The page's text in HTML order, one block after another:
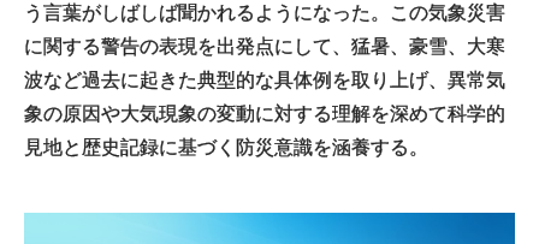
う言葉がしばしば聞かれるようになった。この気象災害
に関する警告の表現を出発点にして、猛暑、豪雪、大寒
波など過去に起きた典型的な具体例を取り上げ、異常気
象の原因や大気現象の変動に対する理解を深めて科学的
見地と歴史記録に基づく防災意識を涵養する。